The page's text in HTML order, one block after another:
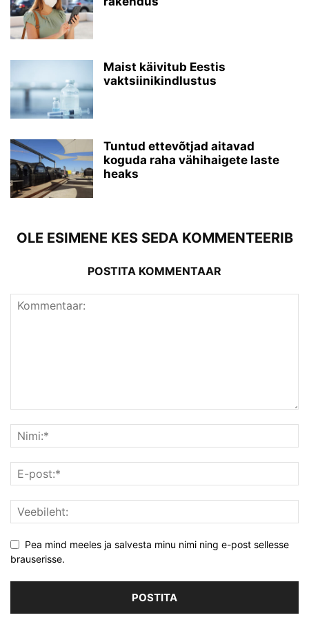
Maist käivitub Eestis
vaktsiinikindlustus
Tuntud ettevõtjad aitavad
koguda raha vähihaigete laste
heaks
OLE ESIMENE KES SEDA KOMMENTEERIB
POSTITA KOMMENTAAR
Pea mind meeles ja salvesta minu nimi ning e-post sellesse
brauserisse.